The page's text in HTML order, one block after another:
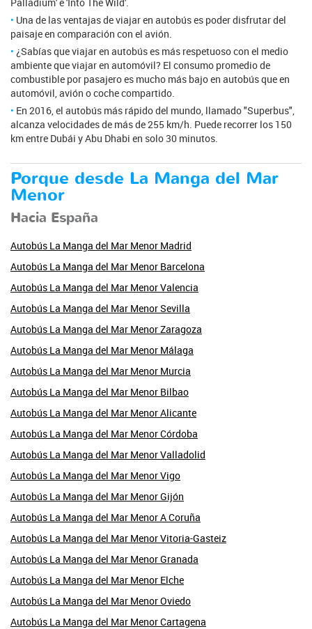
Una de las ventajas de viajar en autobús es poder disfrutar del
paisaje en comparación con el avión.
¿Sabías que viajar en autobús es más respetuoso con el medio
ambiente que viajar en automóvil? El consumo promedio de
combustible por pasajero es mucho más bajo en autobús que en
automóvil, avión o coche compartido.
En 2016, el autobús más rápido del mundo, llamado "Superbus",
alcanza velocidades de más de 255 km/h. Puede recorrer los 150
km entre Dubái y Abu Dhabi en solo 30 minutos.
Porque desde La Manga del Mar
Menor
Hacia España
Autobús La Manga del Mar Menor Madrid
Autobús La Manga del Mar Menor Barcelona
Autobús La Manga del Mar Menor Valencia
Autobús La Manga del Mar Menor Sevilla
Autobús La Manga del Mar Menor Zaragoza
Autobús La Manga del Mar Menor Málaga
Autobús La Manga del Mar Menor Murcia
Autobús La Manga del Mar Menor Bilbao
Autobús La Manga del Mar Menor Alicante
Autobús La Manga del Mar Menor Córdoba
Autobús La Manga del Mar Menor Valladolid
Autobús La Manga del Mar Menor Vigo
Autobús La Manga del Mar Menor Gijón
Autobús La Manga del Mar Menor A Coruña
Autobús La Manga del Mar Menor Vitoria-Gasteiz
Autobús La Manga del Mar Menor Granada
Autobús La Manga del Mar Menor Elche
Autobús La Manga del Mar Menor Oviedo
Autobús La Manga del Mar Menor Cartagena